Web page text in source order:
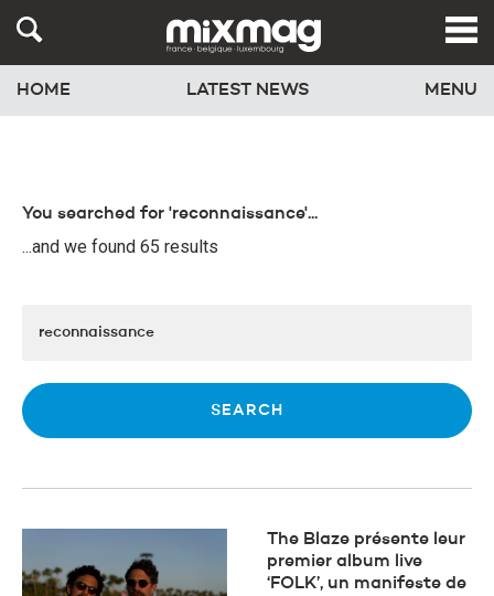
HOME LATEST NEWS MENU
You searched for 'reconnaissance'...
...and we found 65 results
The Blaze présente leur
premier album live
‘FOLK’, un manifeste de